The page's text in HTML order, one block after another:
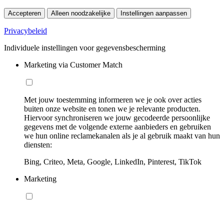
Accepteren Alleen noodzakelijke Instellingen aanpassen
Privacybeleid
Individuele instellingen voor gegevensbescherming
Marketing via Customer Match
Met jouw toestemming informeren we je ook over acties
buiten onze website en tonen we je relevante producten.
Hiervoor synchroniseren we jouw gecodeerde persoonlijke
gegevens met de volgende externe aanbieders en gebruiken
we hun online reclamekanalen als je al gebruik maakt van hun
diensten:
Bing, Criteo, Meta, Google, LinkedIn, Pinterest, TikTok
Marketing